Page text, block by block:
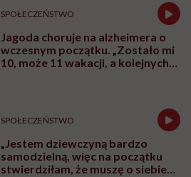
SPOŁECZEŃSTWO
Jagoda choruje na alzheimera o
wczesnym początku. „Zostało mi
10, może 11 wakacji, a kolejnych
SPOŁECZEŃSTWO
„Jestem dziewczyną bardzo
samodzielną, więc na początku
stwierdziłam, że muszę o siebie